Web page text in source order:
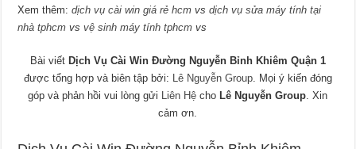
Xem thêm:dịch vụ cài win giá rẻ hcm vsdịch vụ sửa máy tính tại
nhà tphcm vsvệ sinh máy tính tphcm vs
Bài viết Dịch Vụ Cài Win Đường Nguyễn Bỉnh Khiêm Quận 1
được tổng hợp và biên tập bởi:
Lê Nguyễn Group. Mọi ý kiến đóng
góp và phản hồi vui lòng gửi
Liên Hệ cho Lê Nguyễn Group . Xin
cảm ơn.